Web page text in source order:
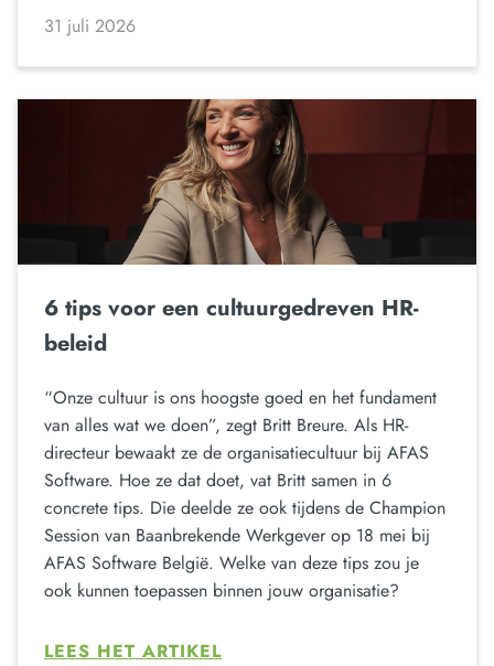
31 juli 2026
6 tips voor een cultuurgedreven HR-
beleid
“Onze cultuur is ons hoogste goed en het fundament
van alles wat we doen”, zegt Britt Breure. Als HR-
directeur bewaakt ze de organisatiecultuur bij AFAS
Software. Hoe ze dat doet, vat Britt samen in 6
concrete tips. Die deelde ze ook tijdens de Champion
Session van Baanbrekende Werkgever op 18 mei bij
AFAS Software België. Welke van deze tips zou je
ook kunnen toepassen binnen jouw organisatie?
LEES HET ARTIKEL